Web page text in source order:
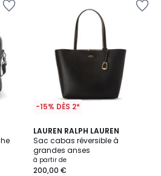
-15% DÈS 2*
LAUREN RALPH LAUREN
Sac cabas réversible à
grandes anses
à partir de
200,00 €
4,6
/ 5
3
Couleurs